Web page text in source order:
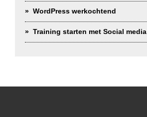
WordPress werkochtend
Training starten met Social media